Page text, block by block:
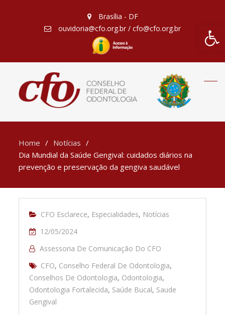
Barra
Brasília - DF
ouvidoria@cfo.org.br / cfo@cfo.org.br
Home
Notícias
Dia Mundial da Saúde Gengival: cuidados diários na
prevenção e preservação da gengiva saudável
CFO Esclarece, Especialidades, Notícias
12/05/2024
Assessoria De Comunicação Do CFO
CFO, Conselho Federal De Odontologia,
Conselhos De Odontologia, Odontologia,
Odontologia Fortalecida, Saúde Bucal, Saude
Gengival